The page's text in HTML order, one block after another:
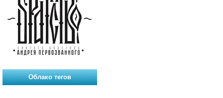
Облако тегов